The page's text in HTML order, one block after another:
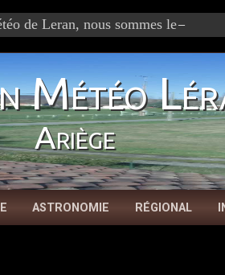
Météo
Ariège
ASTRONOMIE RÉGIONAL